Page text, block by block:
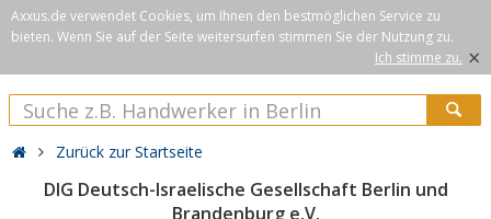
Axxus.de verwendet Cookies, um Ihnen den bestmöglichen Service zu
bieten. Wenn Sie auf der Seite weitersurfen stimmen Sie der Nutzung zu.
Ich stimme zu. ×
Zurück zur Startseite
DIG Deutsch-Israelische Gesellschaft Berlin und
Brandenburg e.V.